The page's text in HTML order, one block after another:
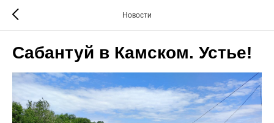
Новости
Сабантуй в Камском. Устье!